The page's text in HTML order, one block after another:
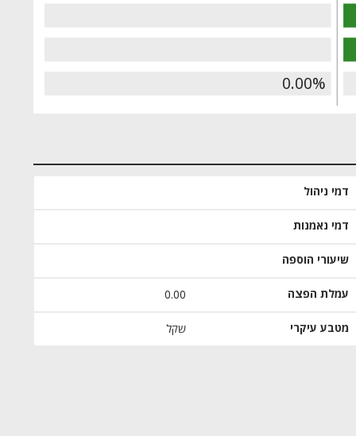
0.00%
דמי ניהול
דמי נאמנות
שיעורי הוספה
עמלת הפצה 0.00
מטבע עיקרי שקל